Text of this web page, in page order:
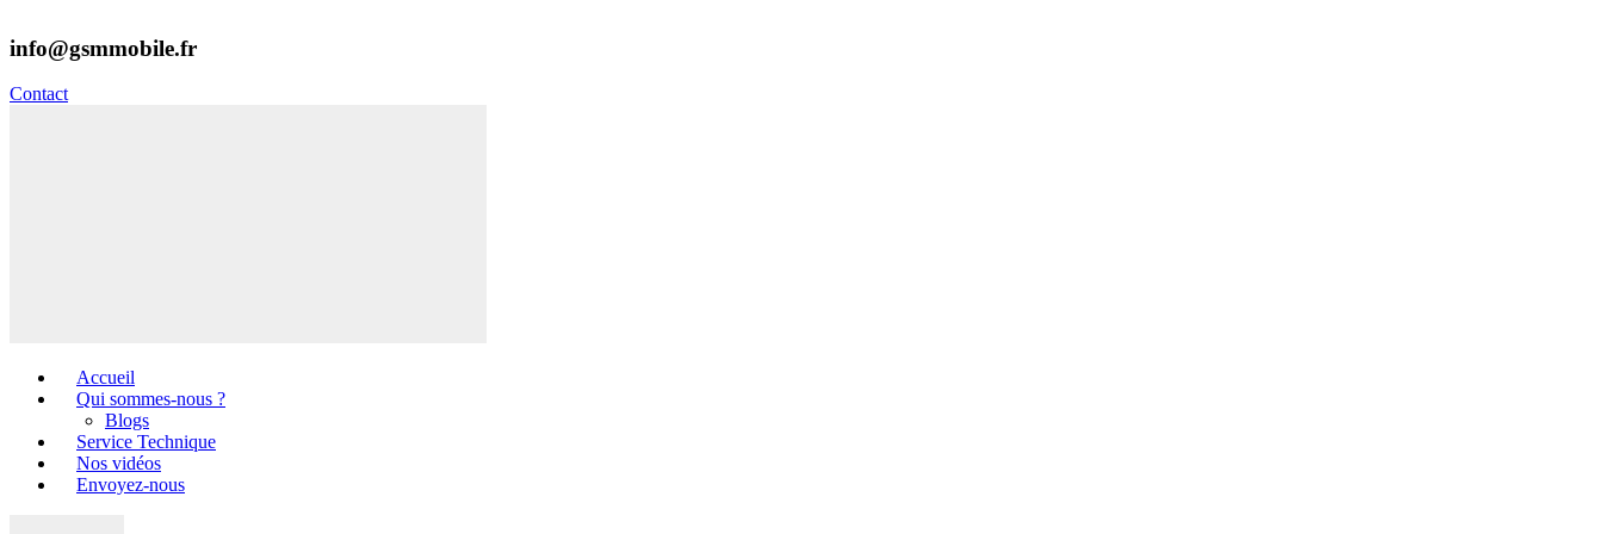
info@gsmmobile.fr
Contact
Accueil
Qui sommes-nous ?
Blogs
Service Technique
Nos vidéos
Envoyez-nous